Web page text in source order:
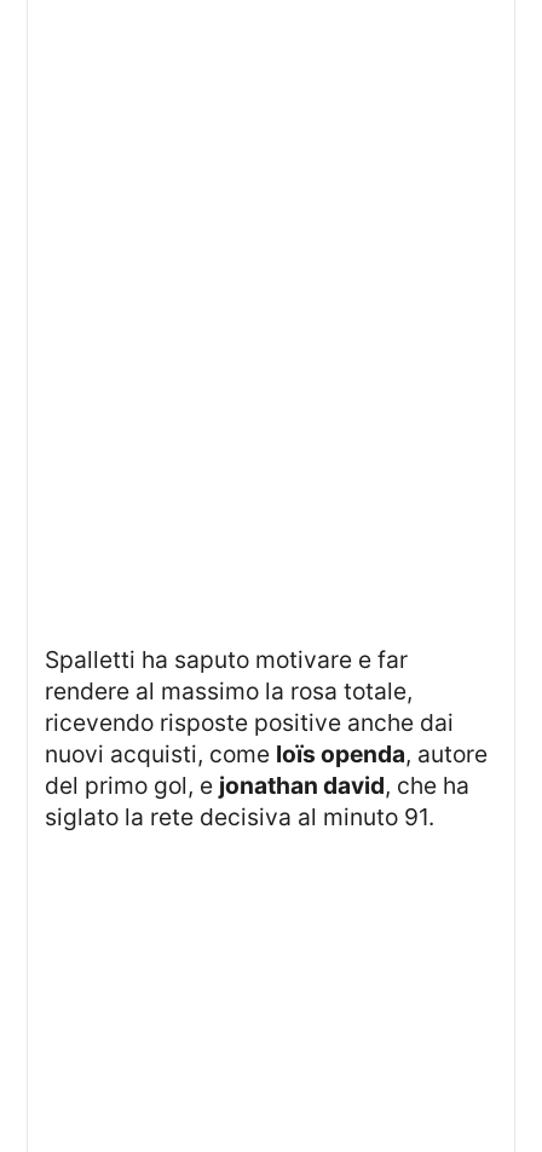
Spalletti ha saputo motivare e far
rendere al massimo la rosa totale,
ricevendo risposte positive anche dai
nuovi acquisti, come loïs openda, autore
del primo gol, e jonathan david, che ha
siglato la rete decisiva al minuto 91.